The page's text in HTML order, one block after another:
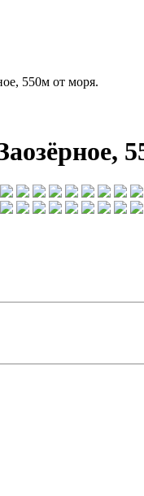
550м от моря.